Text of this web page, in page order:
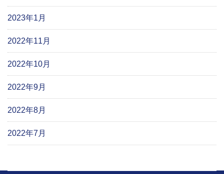
2023年1月
2022年11月
2022年10月
2022年9月
2022年8月
2022年7月